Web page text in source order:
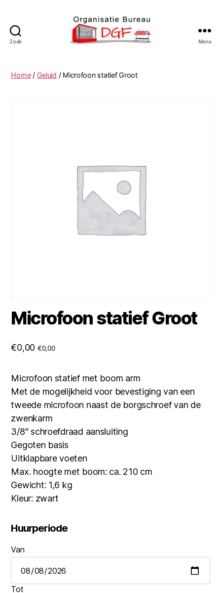
Zoek Menu
Home/ Geluid / Microfoon statief Groot
Microfoon statief Groot
€0,00 €0,00
Microfoon statief met boom arm
Met de mogelijkheid voor bevestiging van een
tweede microfoon naast de borgschroef van de
zwenkarm
3/8″ schroefdraad aansluiting
Gegoten basis
Uitklapbare voeten
Max. hoogte met boom: ca. 210 cm
Gewicht: 1,6 kg
Kleur: zwart
Huurperiode
Van
Tot